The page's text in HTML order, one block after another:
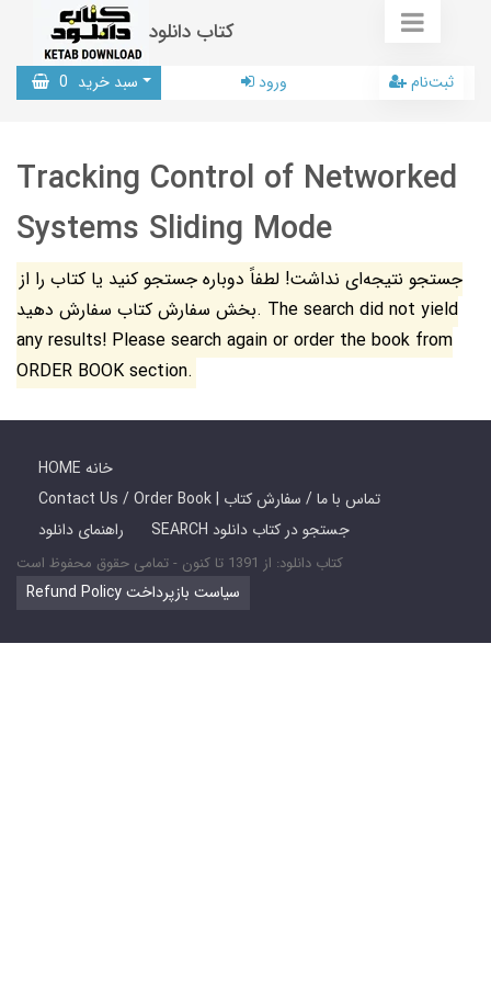
کتاب دانلود
سبد خرید 0 ورود ثبت‌نام
Tracking Control of Networked
Systems Sliding Mode
جستجو نتیجه‌ای نداشت! لطفاً دوباره جستجو کنید یا کتاب را از
بخش سفارش کتاب سفارش دهید. The search did not yield
any results! Please search again or order the book from
ORDER BOOK section.
HOME خانه
Contact Us / Order Book | تماس با ما / سفارش کتاب
راهنمای دانلود
SEARCH جستجو در کتاب دانلود
کتاب دانلود: از 1391 تا کنون - تمامی حقوق محفوظ است
Refund Policy سیاست بازپرداخت